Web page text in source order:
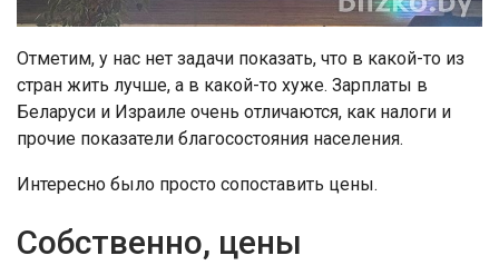
Отметим, у нас нет задачи показать, что в какой-то из
стран жить лучше, а в какой-то хуже. Зарплаты в
Беларуси и Израиле очень отличаются, как налоги и
прочие показатели благосостояния населения.
Интересно было просто сопоставить цены.
Собственно, цены